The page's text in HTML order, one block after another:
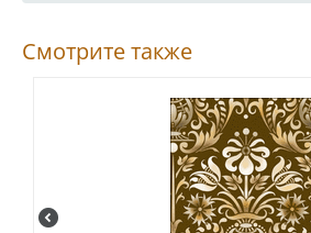
Смотрите также